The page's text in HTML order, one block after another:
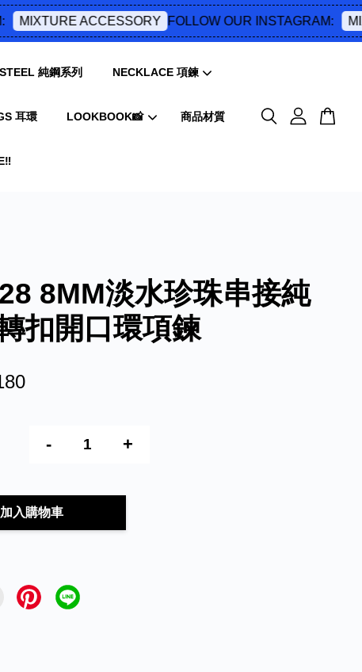
MIXTURE ACCESSORY FOLLOW OUR INSTAGRAM:
純鋼系列 NECKLACE 項鍊
耳環 LOOKBOOK📸 商品材質
8MM淡水珍珠串接純
扣開口環項鍊
- +
加入購物車